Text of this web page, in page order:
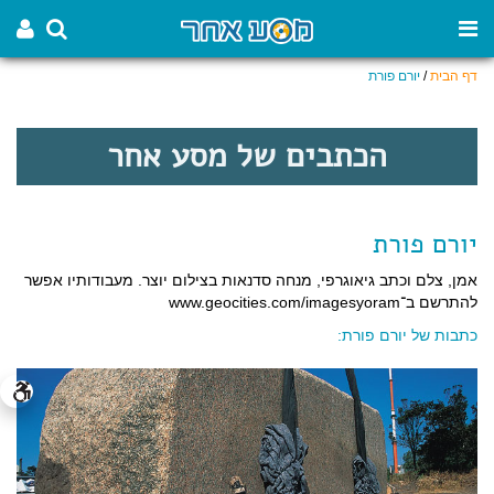
דף הבית/ יורם פורת
הכתבים של מסע אחר
יורם פורת
אמן, צלם וכתב גיאוגרפי, מנחה סדנאות בצילום יוצר. מעבודותיו אפשר
להתרשם ב־www.geocities.com/imagesyoram
כתבות של יורם פורת: